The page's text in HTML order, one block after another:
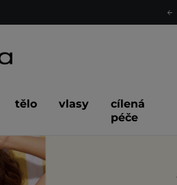
tělo vlasy
cílená
péče